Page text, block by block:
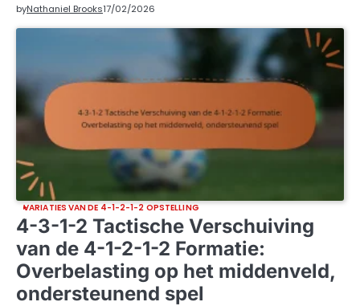
byNathaniel Brooks17/02/2026
VARIATIES VAN DE 4-1-2-1-2 OPSTELLING
4-3-1-2 Tactische Verschuiving
van de 4-1-2-1-2 Formatie:
Overbelasting op het middenveld,
ondersteunend spel